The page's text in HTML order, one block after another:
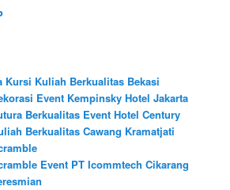
Kursi Kuliah Berkualitas Bekasi
Event Kempinsky Hotel Jakarta
Berkualitas Event Hotel Century
Berkualitas Cawang Kramatjati
Event PT Icommtech Cikarang